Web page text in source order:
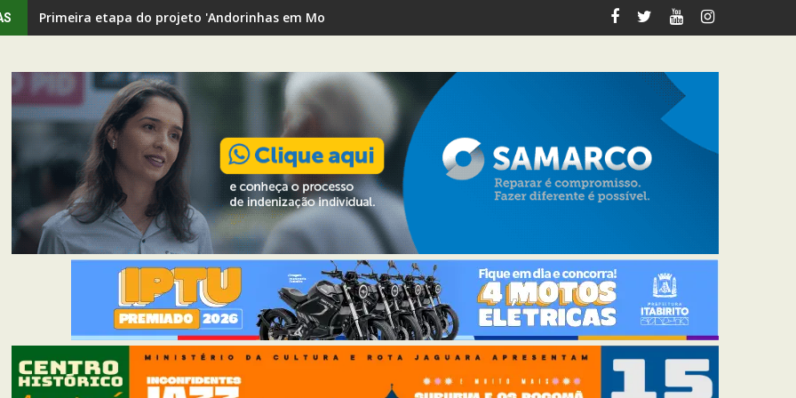
Primeira etapa do projeto 'Andorinhas em Movimento' revitaliza 12 km de trilhas